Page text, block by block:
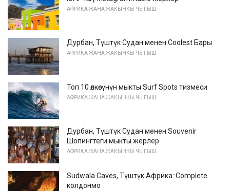
АФРИКА ЖАНА ЖАКЫНКЫ ЧЫГЫШ
Дурбан, Түштүк Судан менен Coolest Бары
АФРИКА ЖАНА ЖАКЫНКЫ ЧЫГЫШ
Топ 10 өлкөсүнүн мыкты Surf Spots тизмеси
АФРИКА ЖАНА ЖАКЫНКЫ ЧЫГЫШ
Дурбан, Түштүк Судан менен Souvenir
Шопингтеги мыкты жерлер
АФРИКА ЖАНА ЖАКЫНКЫ ЧЫГЫШ
Sudwala Caves, Түштүк Африка: Complete
колдонмо